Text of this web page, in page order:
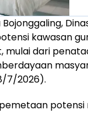
kawasan
dari
7/2026).